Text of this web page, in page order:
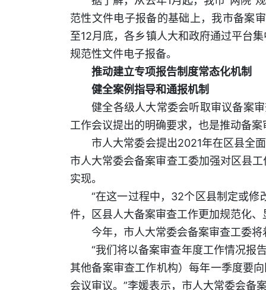
范性文件电子报备的基础上，我市备案
至12月底，各乡镇人大和政府通过平台
规范性文件电子报备。
推动建立专项报告制度常态化机制
健全案例指导和通报机制
健全各级人大常委会听取审议备案
工作会议提出的明确要求，也是推动备
市人大常委会提出2021年在区县全
市人大常委会备案审查工委加强对区县
实现。
“在这一过程中，32个区县制定或
件，区县人大备案审查工作更加规范化、
今年，市人大常委会备案审查工委
“我们将以备案审查年度工作情况报
其他备案审查工作机构）每年一季度要
会议审议。”李媛表示，市人大常委会备